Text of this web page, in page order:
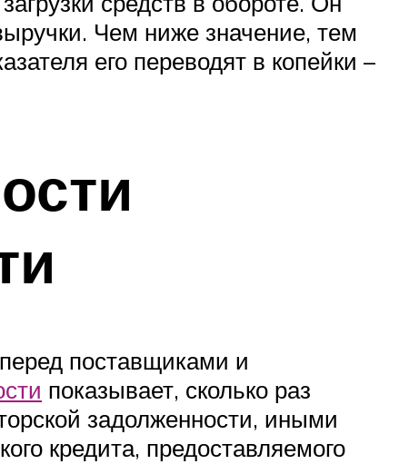
Чем ниже значение, тем
его переводят в копейки –
поставщиками и
показывает, сколько раз
задолженности, иными
кредита, предоставляемого